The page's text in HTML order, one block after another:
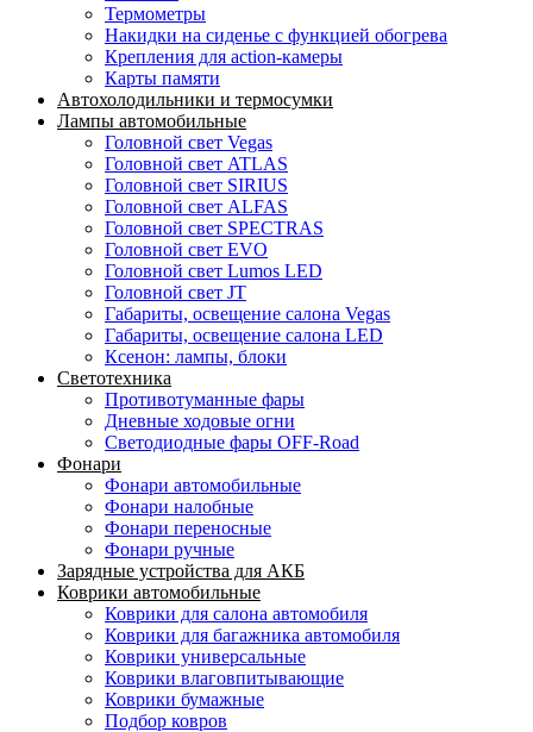
Термометры
Накидки на сиденье с функцией обогрева
Крепления для action-камеры
Карты памяти
Автохолодильники и термосумки
Лампы автомобильные
Головной свет Vegas
Головной свет ATLAS
Головной свет SIRIUS
Головной свет ALFAS
Головной свет SPECTRAS
Головной свет EVO
Головной свет Lumos LED
Головной свет JT
Габариты, освещение салона Vegas
Габариты, освещение салона LED
Ксенон: лампы, блоки
Светотехника
Противотуманные фары
Дневные ходовые огни
Светодиодные фары OFF-Road
Фонари
Фонари автомобильные
Фонари налобные
Фонари переносные
Фонари ручные
Зарядные устройства для АКБ
Коврики автомобильные
Коврики для салона автомобиля
Коврики для багажника автомобиля
Коврики универсальные
Коврики влаговпитывающие
Коврики бумажные
Подбор ковров